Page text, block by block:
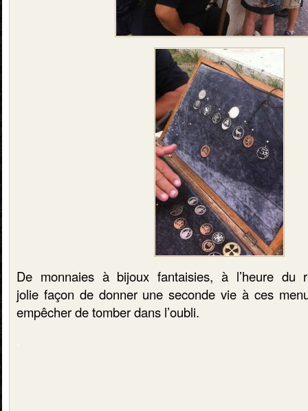
De monnaies à bijoux fantaisies, à l’heure du
jolie façon de donner une seconde vie à ces
empêcher de tomber dans l’oubli.